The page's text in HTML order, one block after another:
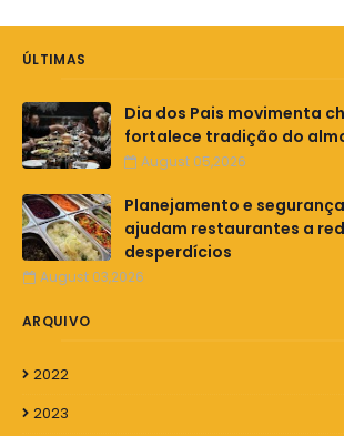
ÚLTIMAS
Dia dos Pais movimenta
fortalece tradição do
August 05,2026
Planejamento e
ajudam restaurantes a
desperdícios
August 03,2026
ARQUIVO
2022
2023